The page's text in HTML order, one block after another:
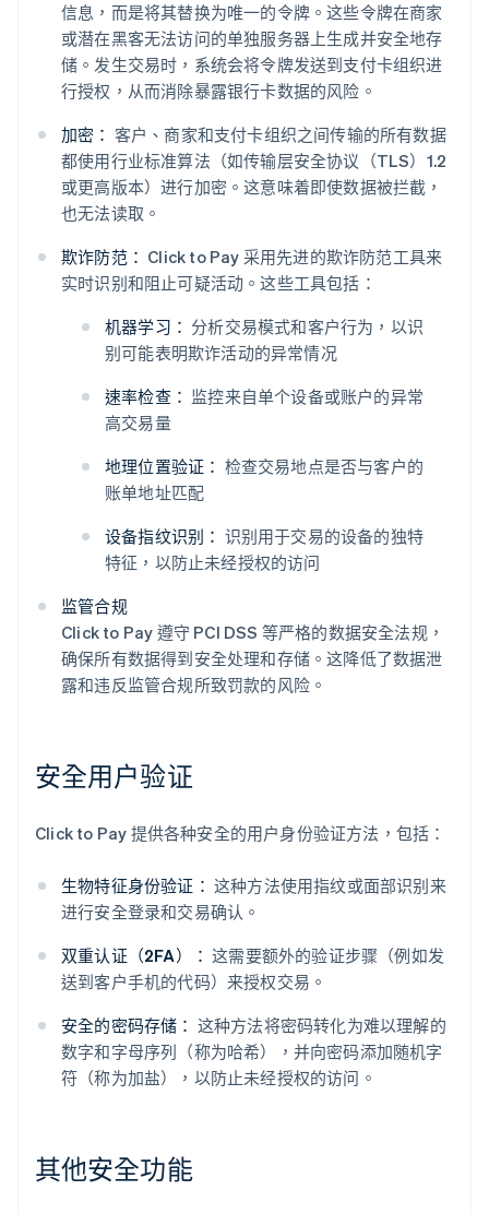
信息，而是将其替换为唯一的令牌。这些令牌在商家
或潜在黑客无法访问的单独服务器上生成并安全地存
储。发生交易时，系统会将令牌发送到支付卡组织进
行授权，从而消除暴露银行卡数据的风险。
加密： 客户、商家和支付卡组织之间传输的所有数据
都使用行业标准算法（如传输层安全协议（TLS）1.2
或更高版本）进行加密。这意味着即使数据被拦截，
也无法读取。
欺诈防范： Click to Pay 采用先进的欺诈防范工具来
实时识别和阻止可疑活动。这些工具包括：
机器学习： 分析交易模式和客户行为，以识
别可能表明欺诈活动的异常情况
速率检查： 监控来自单个设备或账户的异常
高交易量
地理位置验证： 检查交易地点是否与客户的
账单地址匹配
设备指纹识别： 识别用于交易的设备的独特
特征，以防止未经授权的访问
监管合规
Click to Pay 遵守 PCI DSS 等严格的数据安全法规，
确保所有数据得到安全处理和存储。这降低了数据泄
露和违反监管合规所致罚款的风险。
安全用户验证
Click to Pay 提供各种安全的用户身份验证方法，包括：
生物特征身份验证： 这种方法使用指纹或面部识别来
进行安全登录和交易确认。
双重认证（2FA）： 这需要额外的验证步骤（例如发
送到客户手机的代码）来授权交易。
安全的密码存储： 这种方法将密码转化为难以理解的
数字和字母序列（称为哈希），并向密码添加随机字
符（称为加盐），以防止未经授权的访问。
其他安全功能